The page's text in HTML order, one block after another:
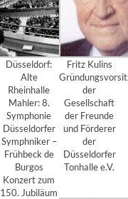
Düsseldorf:
Alte
Rheinhalle
Mahler: 8.
Symphonie
Düsseldorfer
Symphniker –
Frühbeck de
Burgos
Konzert zum
150. Jubiläum
Fritz Kulins
der
Gesellschaft
der Freunde
und Förderer
der
Düsseldorfer
Tonhalle e.V.